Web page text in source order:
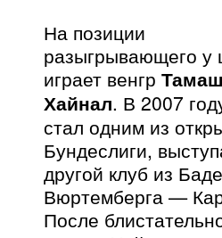
На позиции
разыгрывающего у
играет венгр Тамаш
Хайнал. В 2007
стал одним из
Бундеслиги,
другой клуб из
Вюртемберга —
После